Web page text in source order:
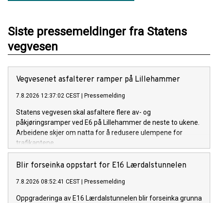
Siste pressemeldinger fra Statens
vegvesen
Vegvesenet asfalterer ramper på Lillehammer
7.8.2026 12:37:02 CEST Pressemelding
Statens vegvesen skal asfaltere flere av- og
påkjøringsramper ved E6 på Lillehammer de neste to ukene.
Arbeidene skjer om natta for å redusere ulempene for
trafikantene.
Blir forseinka oppstart for E16 Lærdalstunnelen
7.8.2026 08:52:41 CEST Pressemelding
Oppgraderinga av E16 Lærdalstunnelen blir forseinka grunna